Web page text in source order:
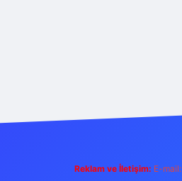
Reklam ve İletişim: E-mail: